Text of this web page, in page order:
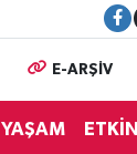
E-ARŞİV
YAŞAM